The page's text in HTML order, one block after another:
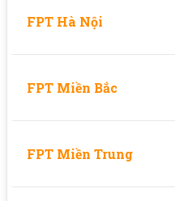
FPT Quận 3
FPT Quận 5
FPT Quận 6
FPT Hà Nội
FPT Quận Đống Đa
FPT Miền Bắc
FPT Miền Trung